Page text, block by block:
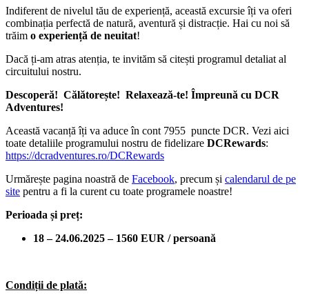
Indiferent de nivelul tău de experiență, această excursie îți va oferi
combinația perfectă de natură, aventură și distracție. Hai cu noi să
trăim o experiență de neuitat!
Dacă ți-am atras atenția, te invităm să citești programul detaliat al
circuitului nostru.
Descoperă! Călătorește! Relaxează-te! Împreună cu DCR
Adventures!
Această vacanță îți va aduce în cont 7955 puncte DCR. Vezi aici
toate detaliile programului nostru de fidelizare DCRewards:
https://dcradventures.ro/DCRewards
Urmărește pagina noastră de Facebook, precum și calendarul de pe
site pentru a fi la curent cu toate programele noastre!
Perioada și preț:
18 –24.06.2025 – 1560 EUR / persoană
Condiții de plată: